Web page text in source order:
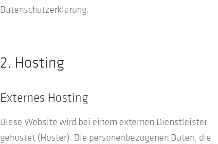
Datenschutzerklärung.
2. Hosting
Externes Hosting
Diese Website wird bei einem externen Dienstleister
gehostet (Hoster). Die personenbezogenen Daten, die